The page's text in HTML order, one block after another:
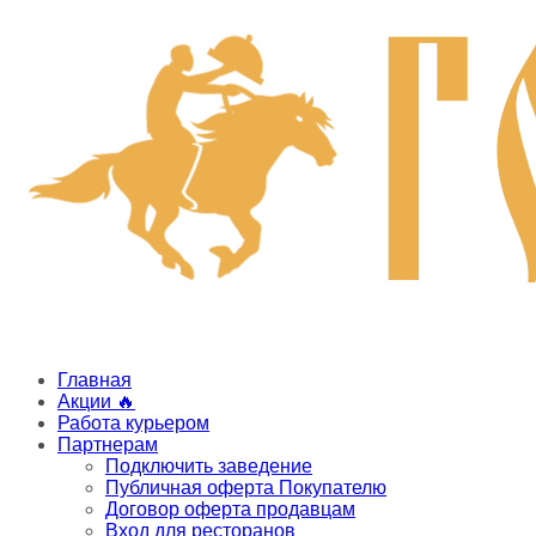
Главная
Акции 🔥
Работа курьером
Партнерам
Подключить заведение
Публичная оферта Покупателю
Договор оферта продавцам
Вход для ресторанов